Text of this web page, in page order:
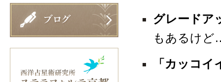
グレードア
もあるけど
「カッコ